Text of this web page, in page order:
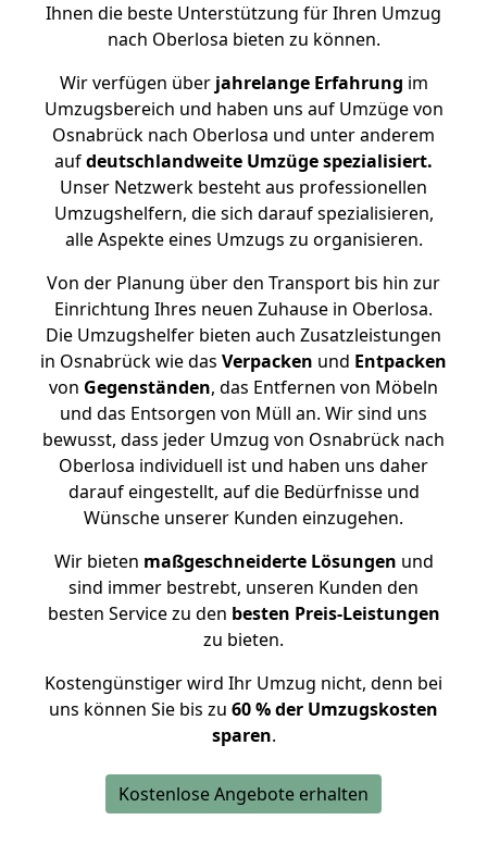
Ihnen die beste Unterstützung für Ihren Umzug
nach Oberlosa bieten zu können.
Wir verfügen überjahrelange Erfahrung im
Umzugsbereich und haben uns auf Umzüge von
Osnabrück nach Oberlosa und unter anderem
aufdeutschlandweite Umzüge spezialisiert.
Unser Netzwerk besteht aus professionellen
Umzugshelfern, die sich darauf spezialisieren,
alle Aspekte eines Umzugs zu organisieren.
Von der Planung über den Transport bis hin zur
Einrichtung Ihres neuen Zuhause in Oberlosa.
Die Umzugshelfer bieten auch Zusatzleistungen
in Osnabrück wie das Verpacken und Entpacken
von Gegenständen, das Entfernen von Möbeln
und das Entsorgen von Müll an. Wir sind uns
bewusst, dass jeder Umzug von Osnabrück nach
Oberlosa individuell ist und haben uns daher
darauf eingestellt, auf die Bedürfnisse und
Wünsche unserer Kunden einzugehen.
Wir bieten maßgeschneiderte Lösungen und
sind immer bestrebt, unseren Kunden den
besten Service zu den besten Preis-Leistungen
zu bieten.
Kostengünstiger wird Ihr Umzug nicht, denn bei
uns können Sie bis zu 60 % der Umzugskosten
sparen.
Kostenlose Angebote erhalten